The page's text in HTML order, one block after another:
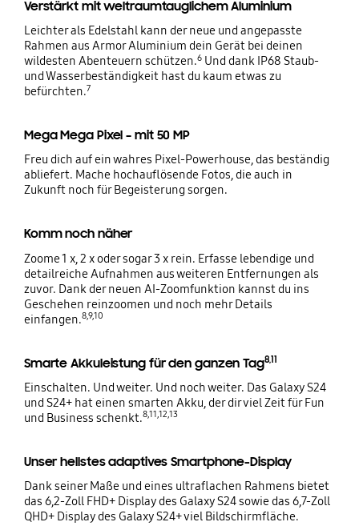
Verstärkt mit weltraumtauglichem Aluminium
Leichter als Edelstahl kann der neue und angepasste
Rahmen aus Armor Aluminium dein Gerät bei deinen
wildesten Abenteuern schützen.6Und dank IP68 Staub-
und Wasserbeständigkeit hast du kaum etwas zu
befürchten.7
Mega Mega Pixel – mit 50 MP
Freu dich auf ein wahres Pixel-Powerhouse, das beständig
abliefert. Mache hochauflösende Fotos, die auch in
Zukunft noch für Begeisterung sorgen.
Komm noch näher
Zoome 1 x, 2 x oder sogar 3 x rein. Erfasse lebendige und
detailreiche Aufnahmen aus weiteren Entfernungen als
zuvor. Dank der neuen AI-Zoomfunktion kannst du ins
Geschehen reinzoomen und noch mehr Details
einfangen.8,9,10
Smarte Akkuleistung für den ganzen Tag8,11
Einschalten. Und weiter. Und noch weiter. Das Galaxy S24
und S24+ hat einen smarten Akku, der dir viel Zeit für Fun
und Business schenkt.8,11,12,13
Unser hellstes adaptives Smartphone-Display
Dank seiner Maße und eines ultraflachen Rahmens bietet
das 6,2-Zoll FHD+ Display des Galaxy S24 sowie das 6,7-Zoll
QHD+ Display des Galaxy S24+ viel Bildschirmfläche.